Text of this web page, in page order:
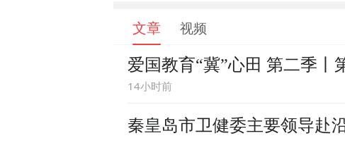
文章 视频
爱国教育“冀”心田 第二季丨
14小时前
秦皇岛市卫健委主要领导赴